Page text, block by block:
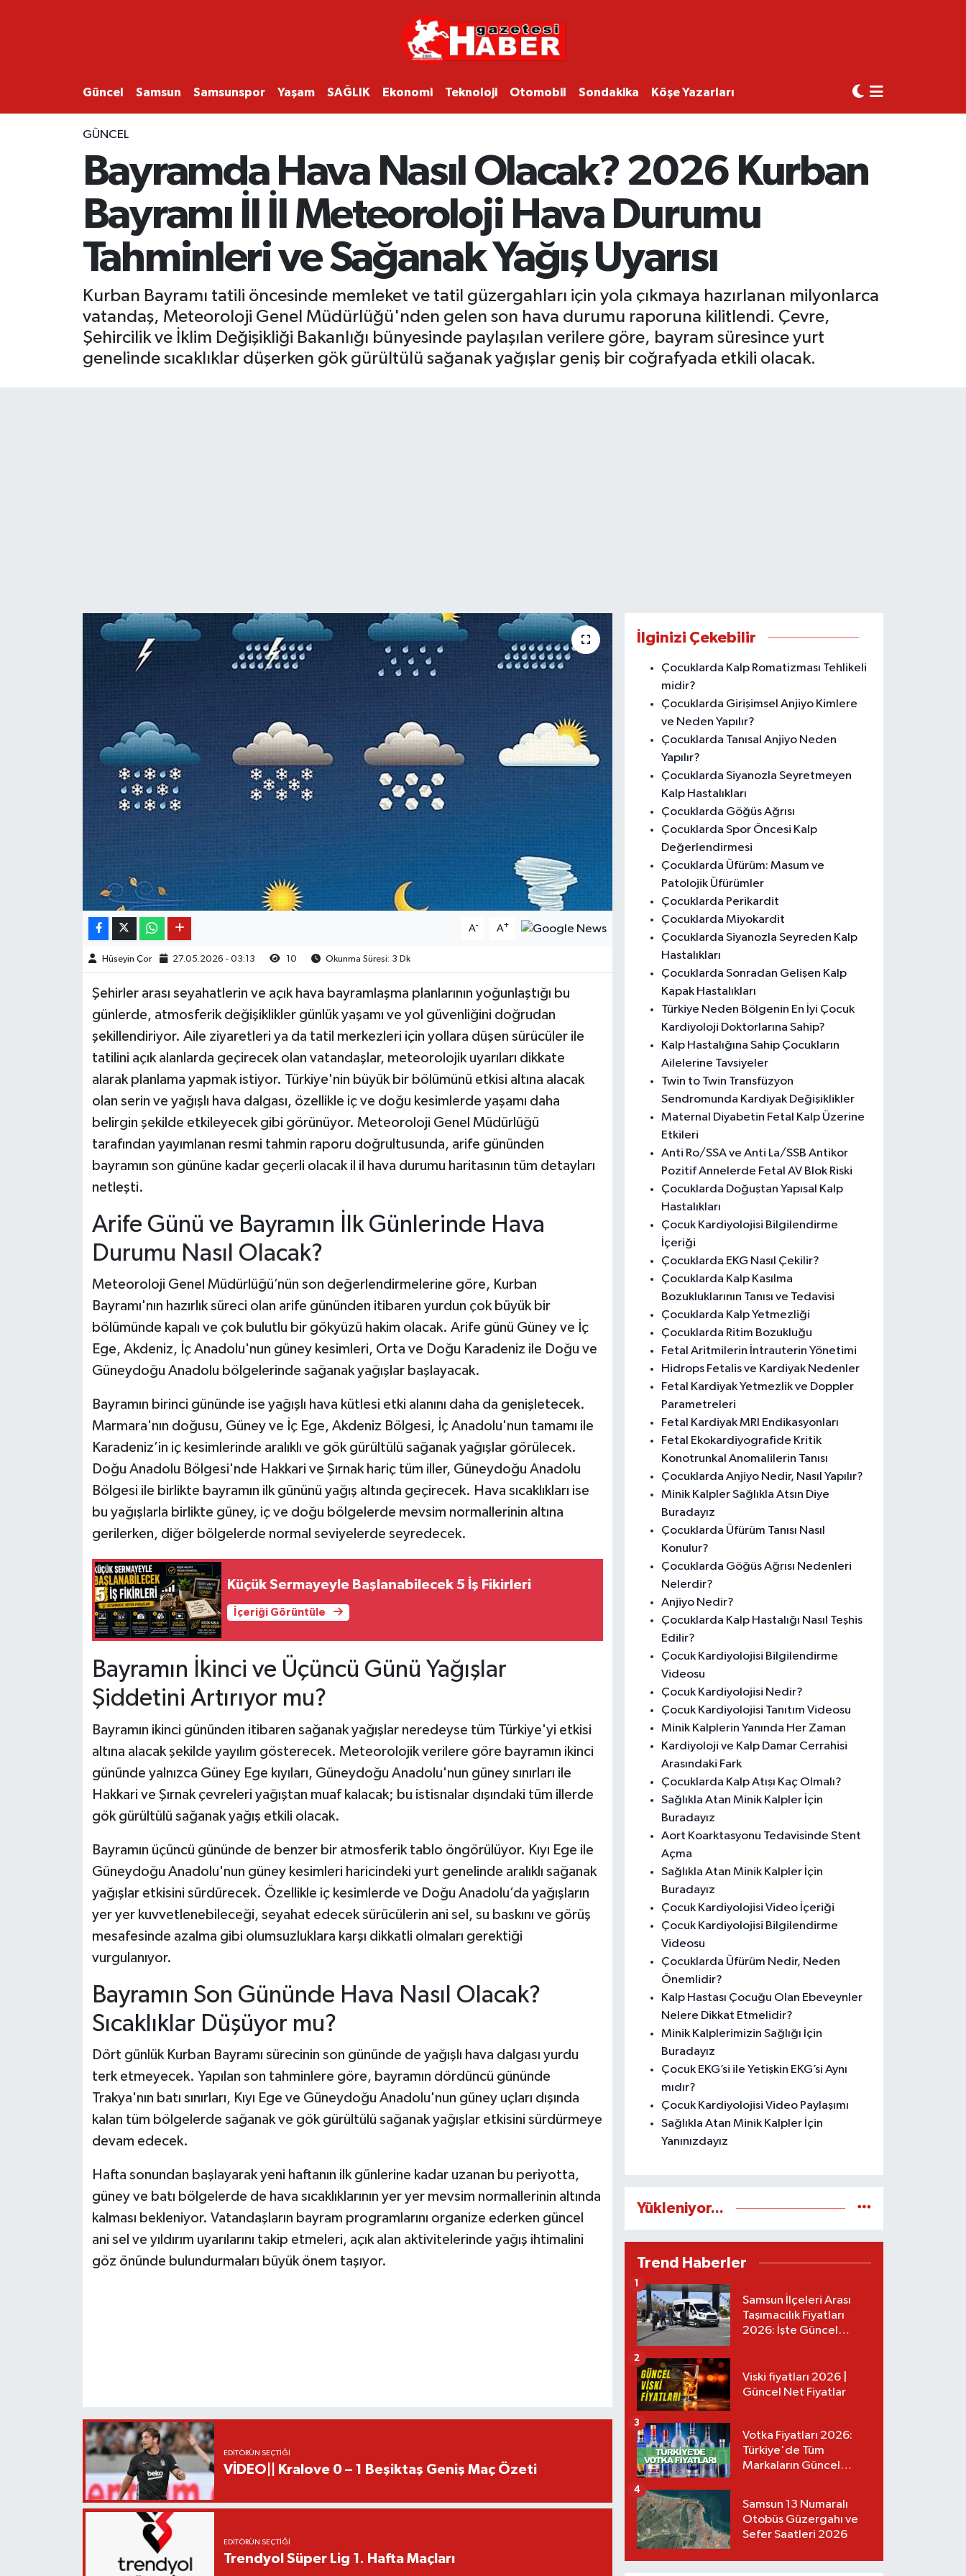
Güncel Samsun Samsunspor Yaşam SAĞLIK Ekonomi Teknoloji Otomobil Sondakika Köşe Yazarları
GÜNCEL
Bayramda Hava Nasıl Olacak? 2026 Kurban
Bayramı İl İl Meteoroloji Hava Durumu
Tahminleri ve Sağanak Yağış Uyarısı
Kurban Bayramı tatili öncesinde memleket ve tatil güzergahları için yola çıkmaya hazırlanan milyonlarca
vatandaş, Meteoroloji Genel Müdürlüğü'nden gelen son hava durumu raporuna kilitlendi. Çevre,
Şehircilik ve İklim Değişikliği Bakanlığı bünyesinde paylaşılan verilere göre, bayram süresince yurt
genelinde sıcaklıklar düşerken gök gürültülü sağanak yağışlar geniş bir coğrafyada etkili olacak.
A- A+
Hüseyin Çor 27.05.2026 - 03:13 10 Okunma Süresi: 3 Dk
Şehirler arası seyahatlerin ve açık hava bayramlaşma planlarının yoğunlaştığı bu
günlerde, atmosferik değişiklikler günlük yaşamı ve yol güvenliğini doğrudan
şekillendiriyor. Aile ziyaretleri ya da tatil merkezleri için yollara düşen sürücüler ile
tatilini açık alanlarda geçirecek olan vatandaşlar, meteorolojik uyarıları dikkate
alarak planlama yapmak istiyor. Türkiye'nin büyük bir bölümünü etkisi altına alacak
olan serin ve yağışlı hava dalgası, özellikle iç ve doğu kesimlerde yaşamı daha
belirgin şekilde etkileyecek gibi görünüyor. Meteoroloji Genel Müdürlüğü
tarafından yayımlanan resmi tahmin raporu doğrultusunda, arife gününden
bayramın son gününe kadar geçerli olacak il il hava durumu haritasının tüm detayları
netleşti.
Arife Günü ve Bayramın İlk Günlerinde Hava
Durumu Nasıl Olacak?
Meteoroloji Genel Müdürlüğü’nün son değerlendirmelerine göre, Kurban
Bayramı'nın hazırlık süreci olan arife gününden itibaren yurdun çok büyük bir
bölümünde kapalı ve çok bulutlu bir gökyüzü hakim olacak. Arife günü Güney ve İç
Ege, Akdeniz, İç Anadolu'nun güney kesimleri, Orta ve Doğu Karadeniz ile Doğu ve
Güneydoğu Anadolu bölgelerinde sağanak yağışlar başlayacak.
Bayramın birinci gününde ise yağışlı hava kütlesi etki alanını daha da genişletecek.
Marmara'nın doğusu, Güney ve İç Ege, Akdeniz Bölgesi, İç Anadolu'nun tamamı ile
Karadeniz’in iç kesimlerinde aralıklı ve gök gürültülü sağanak yağışlar görülecek.
Doğu Anadolu Bölgesi'nde Hakkari ve Şırnak hariç tüm iller, Güneydoğu Anadolu
Bölgesi ile birlikte bayramın ilk gününü yağış altında geçirecek. Hava sıcaklıkları ise
bu yağışlarla birlikte güney, iç ve doğu bölgelerde mevsim normallerinin altına
gerilerken, diğer bölgelerde normal seviyelerde seyredecek.
Küçük Sermayeyle Başlanabilecek 5 İş Fikirleri
İçeriği Görüntüle
Bayramın İkinci ve Üçüncü Günü Yağışlar
Şiddetini Artırıyor mu?
Bayramın ikinci gününden itibaren sağanak yağışlar neredeyse tüm Türkiye'yi etkisi
altına alacak şekilde yayılım gösterecek. Meteorolojik verilere göre bayramın ikinci
gününde yalnızca Güney Ege kıyıları, Güneydoğu Anadolu'nun güney sınırları ile
Hakkari ve Şırnak çevreleri yağıştan muaf kalacak; bu istisnalar dışındaki tüm illerde
gök gürültülü sağanak yağış etkili olacak.
Bayramın üçüncü gününde de benzer bir atmosferik tablo öngörülüyor. Kıyı Ege ile
Güneydoğu Anadolu'nun güney kesimleri haricindeki yurt genelinde aralıklı sağanak
yağışlar etkisini sürdürecek. Özellikle iç kesimlerde ve Doğu Anadolu’da yağışların
yer yer kuvvetlenebileceği, seyahat edecek sürücülerin ani sel, su baskını ve görüş
mesafesinde azalma gibi olumsuzluklara karşı dikkatli olmaları gerektiği
vurgulanıyor.
Bayramın Son Gününde Hava Nasıl Olacak?
Sıcaklıklar Düşüyor mu?
Dört günlük Kurban Bayramı sürecinin son gününde de yağışlı hava dalgası yurdu
terk etmeyecek. Yapılan son tahminlere göre, bayramın dördüncü gününde
Trakya'nın batı sınırları, Kıyı Ege ve Güneydoğu Anadolu'nun güney uçları dışında
kalan tüm bölgelerde sağanak ve gök gürültülü sağanak yağışlar etkisini sürdürmeye
devam edecek.
Hafta sonundan başlayarak yeni haftanın ilk günlerine kadar uzanan bu periyotta,
güney ve batı bölgelerde de hava sıcaklıklarının yer yer mevsim normallerinin altında
kalması bekleniyor. Vatandaşların bayram programlarını organize ederken güncel
ani sel ve yıldırım uyarılarını takip etmeleri, açık alan aktivitelerinde yağış ihtimalini
göz önünde bulundurmaları büyük önem taşıyor.
EDITÖRÜN SEÇTIĞI
VİDEO|| Kralove 0 – 1 Beşiktaş Geniş Maç Özeti
EDITÖRÜN SEÇTIĞI
Trendyol Süper Lig 1. Hafta Maçları
İlginizi Çekebilir
Çocuklarda Kalp Romatizması Tehlikeli
midir?
Çocuklarda Girişimsel Anjiyo Kimlere
ve Neden Yapılır?
Çocuklarda Tanısal Anjiyo Neden
Yapılır?
Çocuklarda Siyanozla Seyretmeyen
Kalp Hastalıkları
Çocuklarda Göğüs Ağrısı
Çocuklarda Spor Öncesi Kalp
Değerlendirmesi
Çocuklarda Üfürüm: Masum ve
Patolojik Üfürümler
Çocuklarda Perikardit
Çocuklarda Miyokardit
Çocuklarda Siyanozla Seyreden Kalp
Hastalıkları
Çocuklarda Sonradan Gelişen Kalp
Kapak Hastalıkları
Türkiye Neden Bölgenin En İyi Çocuk
Kardiyoloji Doktorlarına Sahip?
Kalp Hastalığına Sahip Çocukların
Ailelerine Tavsiyeler
Twin to Twin Transfüzyon
Sendromunda Kardiyak Değişiklikler
Maternal Diyabetin Fetal Kalp Üzerine
Etkileri
Anti Ro/SSA ve Anti La/SSB Antikor
Pozitif Annelerde Fetal AV Blok Riski
Çocuklarda Doğuştan Yapısal Kalp
Hastalıkları
Çocuk Kardiyolojisi Bilgilendirme
İçeriği
Çocuklarda EKG Nasıl Çekilir?
Çocuklarda Kalp Kasılma
Bozukluklarının Tanısı ve Tedavisi
Çocuklarda Kalp Yetmezliği
Çocuklarda Ritim Bozukluğu
Fetal Aritmilerin İntrauterin Yönetimi
Hidrops Fetalis ve Kardiyak Nedenler
Fetal Kardiyak Yetmezlik ve Doppler
Parametreleri
Fetal Kardiyak MRI Endikasyonları
Fetal Ekokardiyografide Kritik
Konotrunkal Anomalilerin Tanısı
Çocuklarda Anjiyo Nedir, Nasıl Yapılır?
Minik Kalpler Sağlıkla Atsın Diye
Buradayız
Çocuklarda Üfürüm Tanısı Nasıl
Konulur?
Çocuklarda Göğüs Ağrısı Nedenleri
Nelerdir?
Anjiyo Nedir?
Çocuklarda Kalp Hastalığı Nasıl Teşhis
Edilir?
Çocuk Kardiyolojisi Bilgilendirme
Videosu
Çocuk Kardiyolojisi Nedir?
Çocuk Kardiyolojisi Tanıtım Videosu
Minik Kalplerin Yanında Her Zaman
Kardiyoloji ve Kalp Damar Cerrahisi
Arasındaki Fark
Çocuklarda Kalp Atışı Kaç Olmalı?
Sağlıkla Atan Minik Kalpler İçin
Buradayız
Aort Koarktasyonu Tedavisinde Stent
Açma
Sağlıkla Atan Minik Kalpler İçin
Buradayız
Çocuk Kardiyolojisi Video İçeriği
Çocuk Kardiyolojisi Bilgilendirme
Videosu
Çocuklarda Üfürüm Nedir, Neden
Önemlidir?
Kalp Hastası Çocuğu Olan Ebeveynler
Nelere Dikkat Etmelidir?
Minik Kalplerimizin Sağlığı İçin
Buradayız
Çocuk EKG’si ile Yetişkin EKG’si Aynı
mıdır?
Çocuk Kardiyolojisi Video Paylaşımı
Sağlıkla Atan Minik Kalpler İçin
Yanınızdayız
Yükleniyor...
Trend Haberler
Samsun İlçeleri Arası
Taşımacılık Fiyatları
2026: İşte Güncel
1
Viski fiyatları 2026 |
Güncel Net Fiyatlar
2
Votka Fiyatları 2026:
Türkiye'de Tüm
Markaların Güncel
3
Samsun 13 Numaralı
Otobüs Güzergahı ve
Sefer Saatleri 2026
4
SAMSUN
SAMSUNSPOR
EKONOMİ